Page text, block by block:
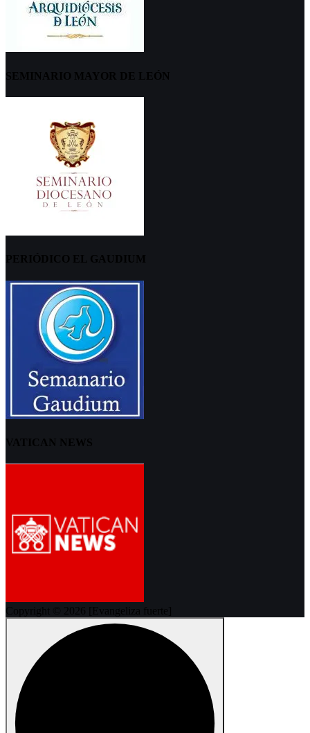
SEMINARIO MAYOR DE LEÓN
PERIÓDICO EL GAUDIUM
VATICAN NEWS
Copyright © 2026 [Evangeliza fuerte]